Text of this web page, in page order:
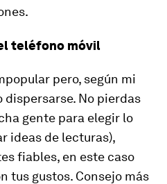
teléfono móvil
pero, según mi
dispersarse. No pierdas
gente para elegir lo
ideas de lecturas),
fiables, en este caso
tus gustos. Consejo más